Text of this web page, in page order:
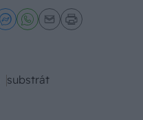
substrát